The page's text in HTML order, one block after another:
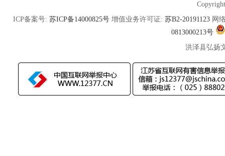
ICP备案号: 苏ICP备14000825号 增值业务许可证: 苏B2-20191123 网
0813000213号
洪泽县弘扬